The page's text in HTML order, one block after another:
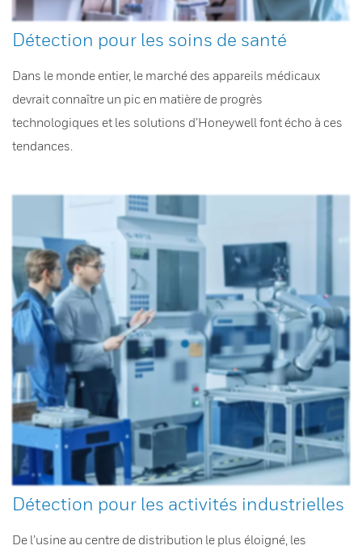
Détection pour les soins de santé
Dans le monde entier, le marché des appareils médicaux
devrait connaître un pic en matière de progrès
technologiques et les solutions d’Honeywell font écho à ces
tendances.
Détection pour les activités industrielles
De l’usine au centre de distribution le plus éloigné, les